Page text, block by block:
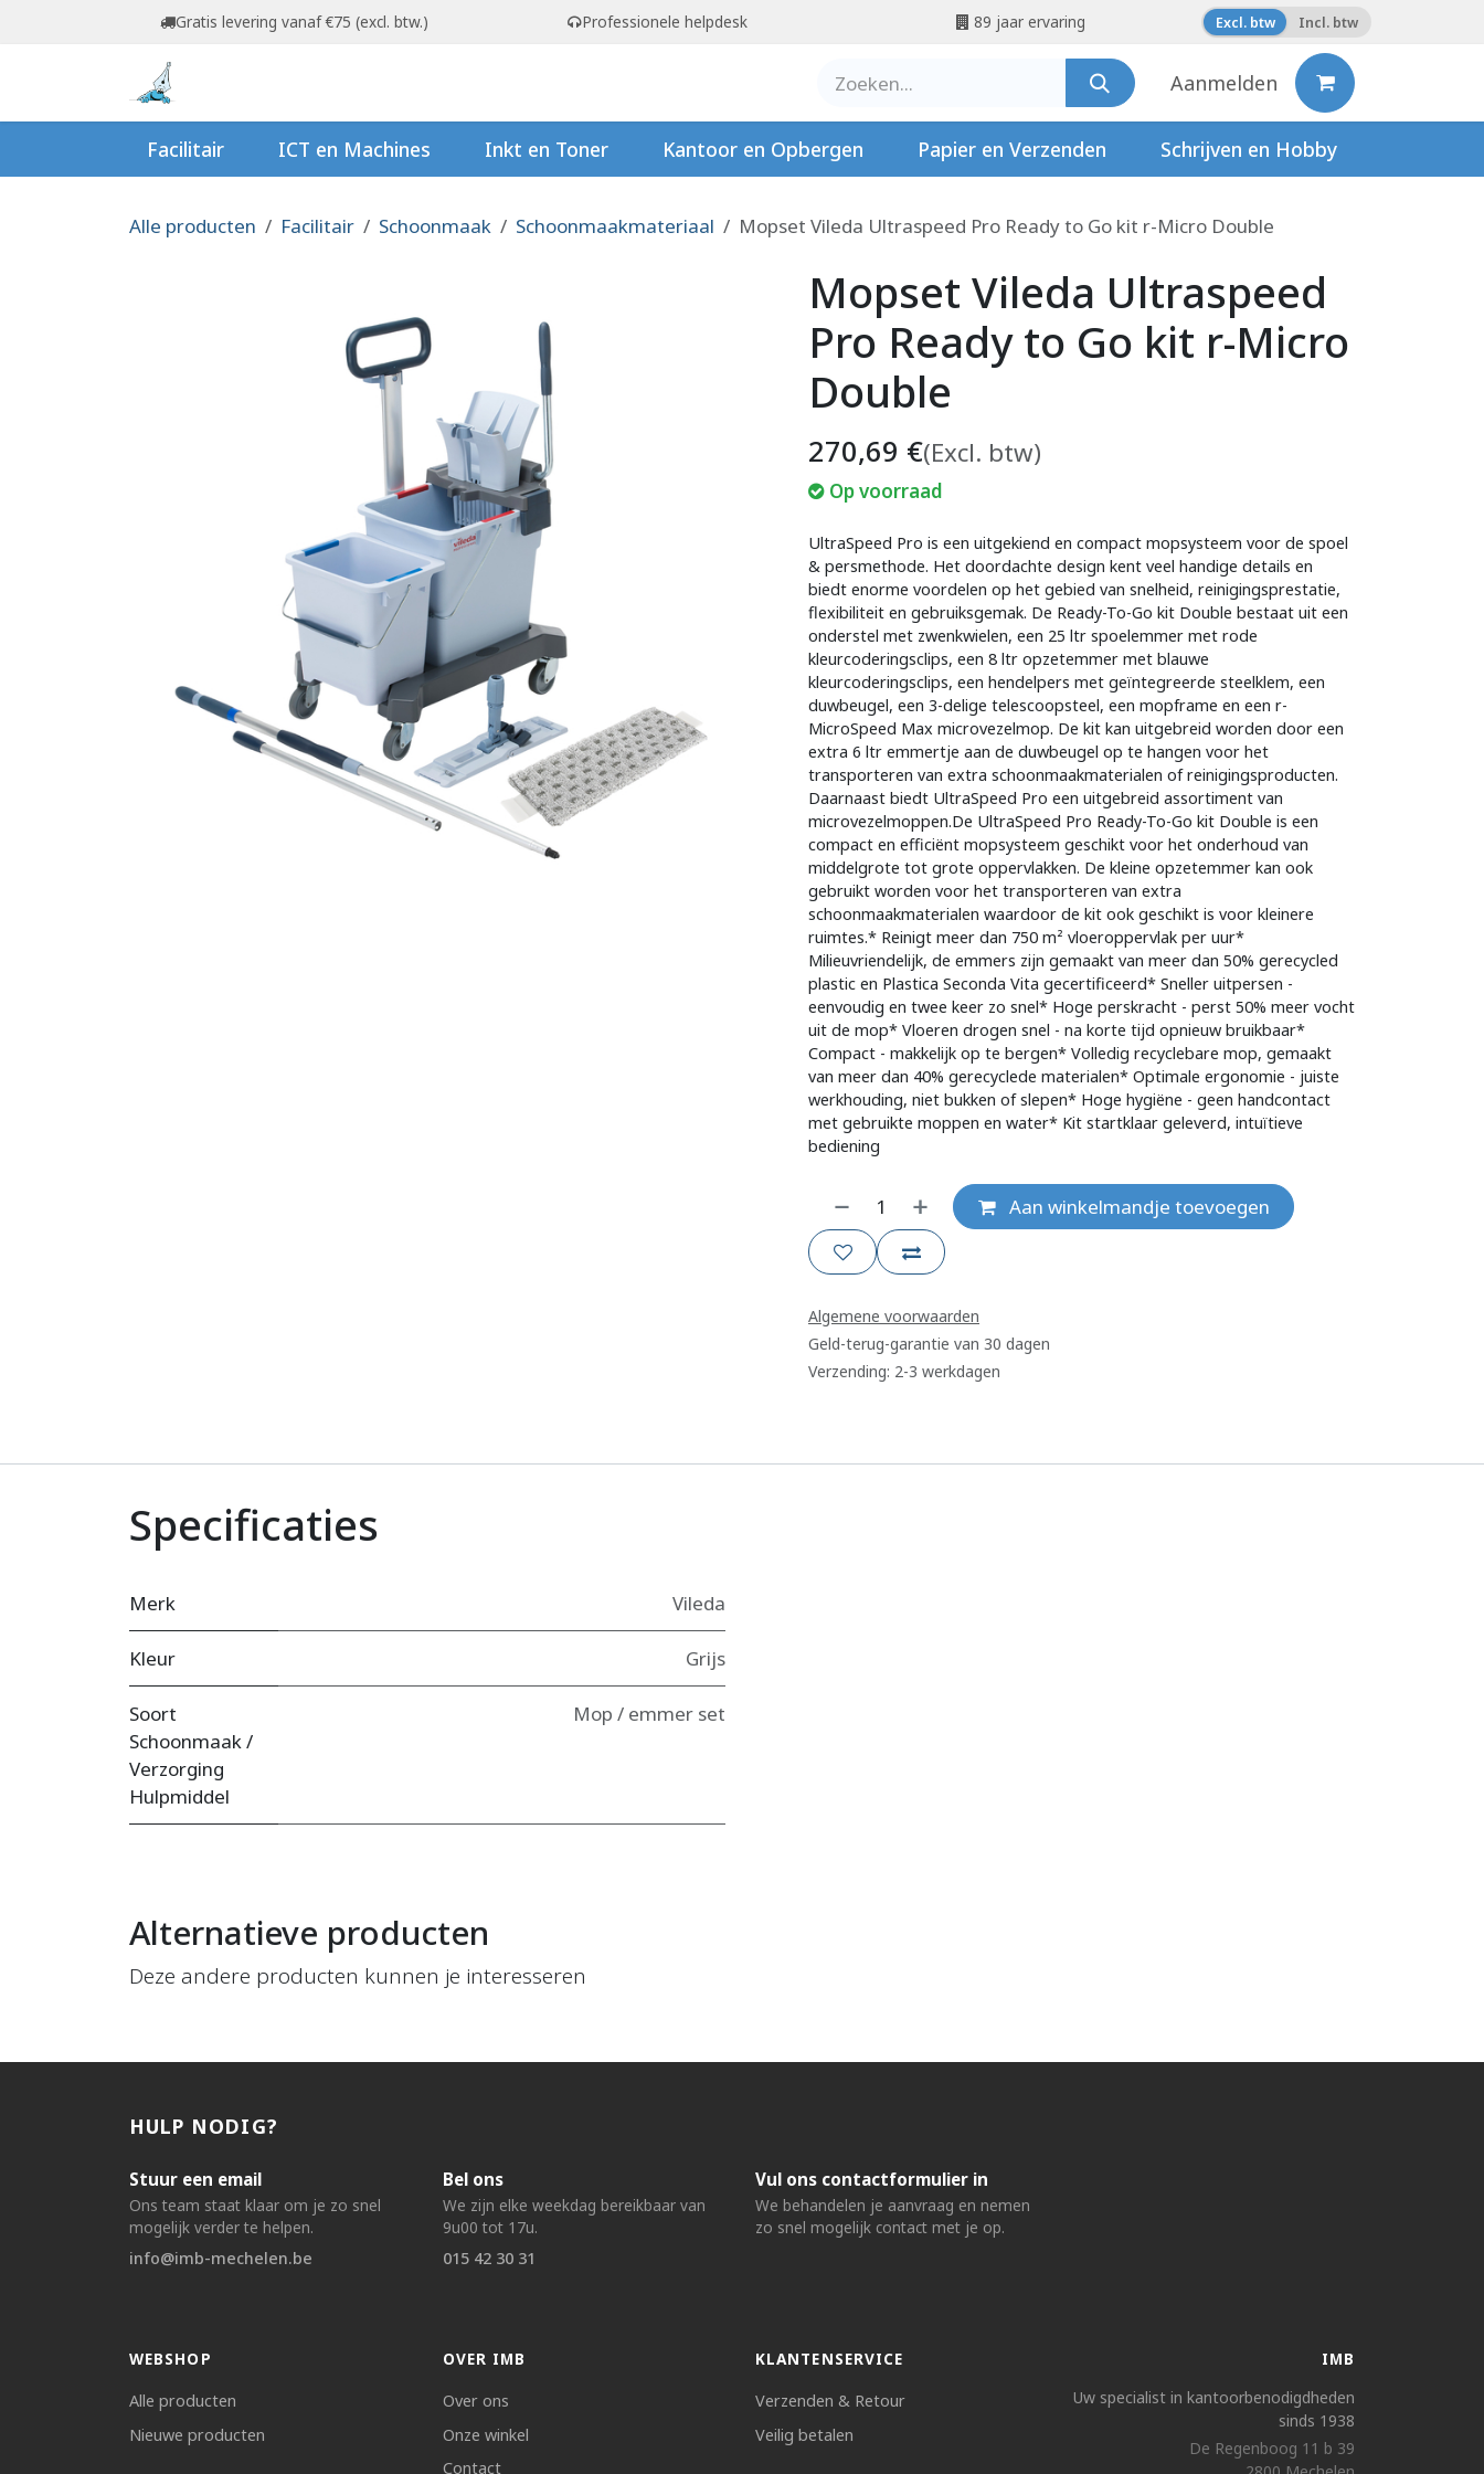
Overslaan naar inhoudGratis levering vanaf €75 (excl. btw.) Professionele helpdesk 89 jaar ervaring Excl. btw Incl. btw
Aanmelden
Facilitair ICT en Machines Inkt en Toner Kantoor en Opbergen Papier en Verzenden Schrijven en Hobby
Alle producten Facilitair Schoonmaak Schoonmaakmateriaal Mopset Vileda Ultraspeed Pro Ready to Go kit r-Micro Double
Mopset Vileda Ultraspeed
Pro Ready to Go kit r-Micro
Double
270,69 €(Excl. btw)
Op voorraad
UltraSpeed Pro is een uitgekiend en compact mopsysteem voor de spoel
& persmethode. Het doordachte design kent veel handige details en
biedt enorme voordelen op het gebied van snelheid, reinigingsprestatie,
flexibiliteit en gebruiksgemak. De Ready-To-Go kit Double bestaat uit een
onderstel met zwenkwielen, een 25 ltr spoelemmer met rode
kleurcoderingsclips, een 8 ltr opzetemmer met blauwe
kleurcoderingsclips, een hendelpers met geïntegreerde steelklem, een
duwbeugel, een 3-delige telescoopsteel, een mopframe en een r-
MicroSpeed Max microvezelmop. De kit kan uitgebreid worden door een
extra 6 ltr emmertje aan de duwbeugel op te hangen voor het
transporteren van extra schoonmaakmaterialen of reinigingsproducten.
Daarnaast biedt UltraSpeed Pro een uitgebreid assortiment van
microvezelmoppen.De UltraSpeed Pro Ready-To-Go kit Double is een
compact en efficiënt mopsysteem geschikt voor het onderhoud van
middelgrote tot grote oppervlakken. De kleine opzetemmer kan ook
gebruikt worden voor het transporteren van extra
schoonmaakmaterialen waardoor de kit ook geschikt is voor kleinere
ruimtes.* Reinigt meer dan 750 m² vloeroppervlak per uur*
Milieuvriendelijk, de emmers zijn gemaakt van meer dan 50% gerecycled
plastic en Plastica Seconda Vita gecertificeerd* Sneller uitpersen -
eenvoudig en twee keer zo snel* Hoge perskracht - perst 50% meer vocht
uit de mop* Vloeren drogen snel - na korte tijd opnieuw bruikbaar*
Compact - makkelijk op te bergen* Volledig recyclebare mop, gemaakt
van meer dan 40% gerecyclede materialen* Optimale ergonomie - juiste
werkhouding, niet bukken of slepen* Hoge hygiëne - geen handcontact
met gebruikte moppen en water* Kit startklaar geleverd, intuïtieve
bediening
Aan winkelmandje toevoegen
Algemene voorwaarden
Geld-terug-garantie van 30 dagen
Verzending: 2-3 werkdagen
Specificaties
Merk Vileda
Kleur Grijs
Soort
Schoonmaak /
Verzorging
Hulpmiddel
Mop / emmer set
Alternatieve producten
Deze andere producten kunnen je interesseren
HULP NODIG?
Stuur een email
Ons team staat klaar om je zo snel
mogelijk verder te helpen.
info@imb-mechelen.be
Bel ons
We zijn elke weekdag bereikbaar van
9u00 tot 17u.
015 42 30 31
Vul ons contactformulier in
We behandelen je aanvraag en nemen
zo snel mogelijk contact met je op.
WEBSHOP
Alle producten
Nieuwe producten
OVER IMB
Over ons
Onze winkel
Contact
KLANTENSERVICE
Verzenden & Retour
Veilig betalen
IMB
Uw specialist in kantoorbenodigdheden
sinds 1938
De Regenboog 11 b 39